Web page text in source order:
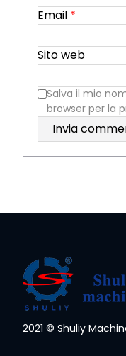
Email *
Sito web
Salva il mio
browser per la
2021 © Shuliy